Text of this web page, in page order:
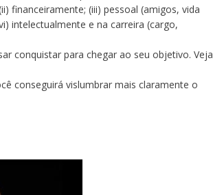
financeiramente; (iii) pessoal (amigos, vida
intelectualmente e na carreira (cargo,
conquistar para chegar ao seu objetivo. Veja
conseguirá vislumbrar mais claramente o